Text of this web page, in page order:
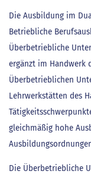
Die Ausbildung im
Betriebliche
Überbetriebliche
ergänzt im Handwerk
Überbetrieblichen
Lehrwerkstätten des
gleichmäßig hohe
Die Überbetriebliche